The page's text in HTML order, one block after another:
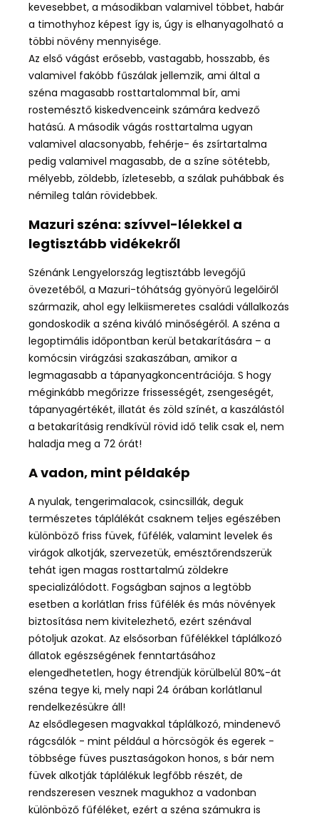
kevesebbet, a másodikban valamivel többet, habár
a timothyhoz képest így is, úgy is elhanyagolható a
többi növény mennyisége.
Az első vágást erősebb, vastagabb, hosszabb, és
valamivel fakóbb fűszálak jellemzik, ami által a
széna magasabb rosttartalommal bír, ami
rostemésztő kiskedvenceink számára kedvező
hatású. A második vágás rosttartalma ugyan
valamivel alacsonyabb, fehérje- és zsírtartalma
pedig valamivel magasabb, de a színe sötétebb,
mélyebb, zöldebb, ízletesebb, a szálak puhábbak és
némileg talán rövidebbek.
Mazuri széna: szívvel-lélekkel a
legtisztább vidékekről
Szénánk Lengyelország legtisztább levegőjű
övezetéből, a Mazuri-tóhátság gyönyörű legelőiről
származik, ahol egy lelkiismeretes családi vállalkozás
gondoskodik a széna kiváló minőségéről. A széna a
legoptimális időpontban kerül betakarítására – a
komócsin virágzási szakaszában, amikor a
legmagasabb a tápanyagkoncentrációja. S hogy
méginkább megőrizze frissességét, zsengeségét,
tápanyagértékét, illatát és zöld színét, a kaszálástól
a betakarításig rendkívül rövid idő telik csak el, nem
haladja meg a 72 órát!
A vadon, mint példakép
A nyulak, tengerimalacok, csincsillák, deguk
természetes táplálékát csaknem teljes egészében
különböző friss füvek, fűfélék, valamint levelek és
virágok alkotják, szervezetük, emésztőrendszerük
tehát igen magas rosttartalmú zöldekre
specializálódott. Fogságban sajnos a legtöbb
esetben a korlátlan friss fűfélék és más növények
biztosítása nem kivitelezhető, ezért szénával
pótoljuk azokat. Az elsősorban fűfélékkel táplálkozó
állatok egészségének fenntartásához
elengedhetetlen, hogy étrendjük körülbelül 80%-át
széna tegye ki, mely napi 24 órában korlátlanul
rendelkezésükre áll!
Az elsődlegesen magvakkal táplálkozó, mindenevő
rágcsálók - mint például a hörcsögök és egerek -
többsége füves pusztaságokon honos, s bár nem
füvek alkotják táplálékuk legfőbb részét, de
rendszeresen vesznek magukhoz a vadonban
különböző fűféléket, ezért a széna számukra is